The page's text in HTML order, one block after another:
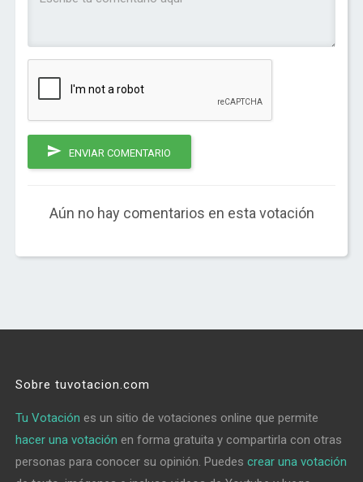
ENVIAR COMENTARIO
Aún no hay comentarios en esta votación
Sobre tuvotacion.com
Tu Votación es un sitio de votaciones online que permite
hacer una votación en forma gratuita y compartirla con otras
personas para conocer su opinión. Puedescrear una votación